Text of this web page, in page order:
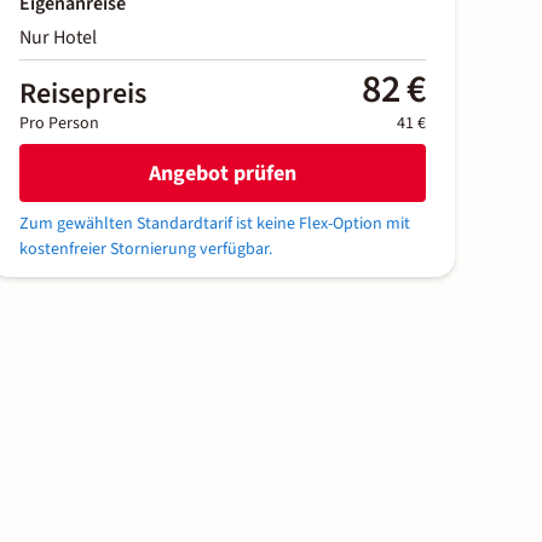
Nur Hotel
Reisepreis 82 €
Pro Person 41 €
Angebot prüfen
Zum gewählten Standardtarif ist keine Flex-Option mit
kostenfreier Stornierung verfügbar.